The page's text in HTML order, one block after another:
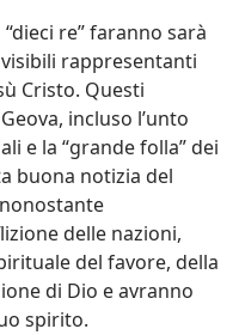
re” faranno sarà
rappresentanti
Cristo. Questi
incluso l’unto
e la “grande folla” dei
buona notizia del
delle nazioni,
del favore, della
di Dio e avranno
spirito.